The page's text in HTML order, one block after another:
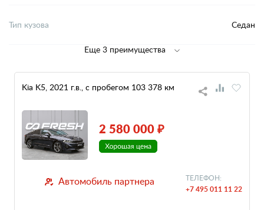
Тип кузова Седан
Еще 3 преимущества
Kia K5, 2021 г.в., с пробегом 103 378 км
2 580 000 ₽
Автомобиль партнера ТЕЛЕФОН:
+7 495 011 11 22